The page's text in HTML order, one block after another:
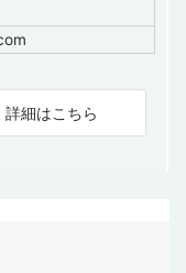
詳細はこちら